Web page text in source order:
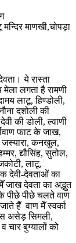
माणखी,चोपड़ा
ये रास्ता
लगता है रामणी
लाटू, हिण्डोली,
दशोली की
की डोली, ल्वाणी
फाट के जाख,
जस्यारा, कनखुल,
द्यौसिंह, सुतोल,
लाटू,
देवी-देवताओं का
जाख देवता का अद्भुत
पीछे पीछे चलते वाण
हैँ वाण मेँ स्वर्का
असेड़ सिमली,
चार बुग्यालों को